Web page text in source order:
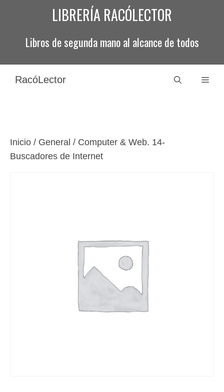
LIBRERÍA RACÓLECTOR
Libros de segunda mano al alcance de todos
RacóLector
Inicio / General / Computer & Web. 14-
Buscadores de Internet